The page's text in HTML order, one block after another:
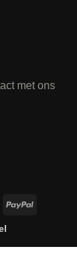
met ons
PayPal